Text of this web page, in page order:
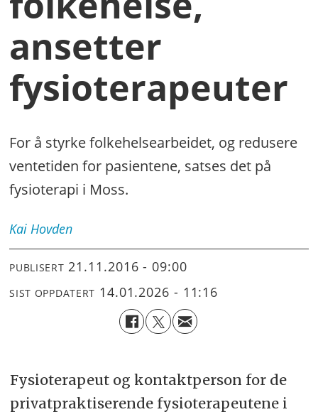
ansetter
fysioterapeuter
For å styrke folkehelsearbeidet, og redusere
ventetiden for pasientene, satses det på
fysioterapi i Moss.
Kai Hovden
PUBLISERT 21.11.2016 - 09:00
SIST OPPDATERT 14.01.2026 - 11:16
Fysioterapeut og kontaktperson for de
privatpraktiserende fysioterapeutene i